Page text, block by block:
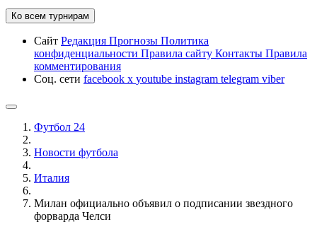
Ко всем турнирам
Сайт Редакция Прогнозы Политика
конфиденциальности Правила сайту Контакты Правила
комментирования
Соц. сети facebook x youtube instagram telegram viber
Футбол 24
Новости футбола
Италия
Милан официально объявил о подписании звездного
форварда Челси